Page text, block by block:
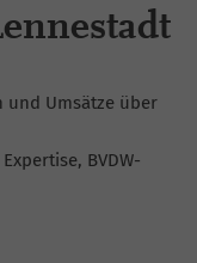
und Umsätze über
BVDW-